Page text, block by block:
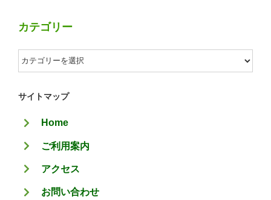
カテゴリー
カ
テ
ゴ
ー
サイトマップ
Home
ご利用案内
アクセス
お問い合わせ